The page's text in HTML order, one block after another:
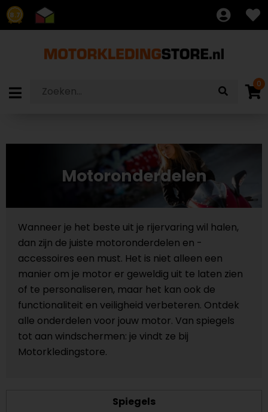
8.7
0
Motoronderdelen
Wanneer je het beste uit je rijervaring wil halen,
dan zijn de juiste motoronderdelen en -
accessoires een must. Het is niet alleen een
manier om je motor er geweldig uit te laten zien
of te personaliseren, maar het kan ook de
functionaliteit en veiligheid verbeteren. Ontdek
alle onderdelen voor jouw motor. Van spiegels
tot aan windschermen: je vindt ze bij
Motorkledingstore.
Spiegels